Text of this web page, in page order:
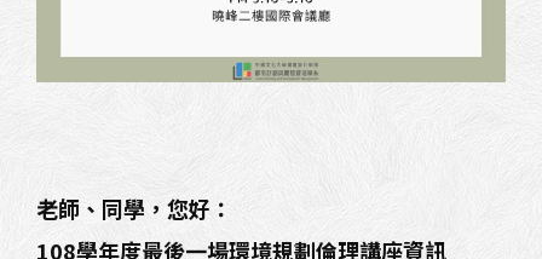
老師、同學，您好：
108學年度最後一場環境規劃倫理講座資訊